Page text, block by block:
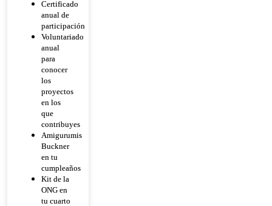
Certificado
anual de
participación
Voluntariado
anual
para
conocer
los
proyectos
en los
que
contribuyes
Amigurumis
Buckner
en tu
cumpleaños
Kit de la
ONG en
tu cuarto